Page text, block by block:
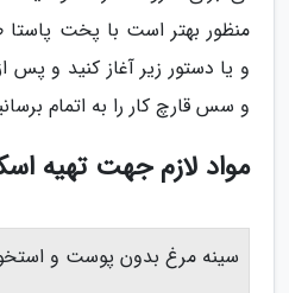
منظور بهتر است با پخت پاستا
و یا دستور زیر آغاز کنید و
و سس قارچ کار را به اتمام
مواد لازم جهت تهیه
سینه مرغ بدون پوست و